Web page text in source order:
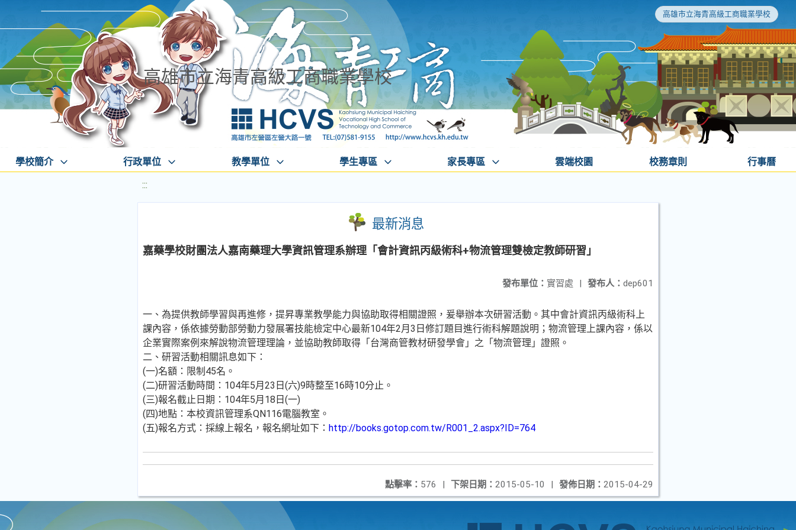
高雄市立海青高級工商職業學校
高雄市立海青高級工商職業學校
學校簡介 行政單位 教學單位 學生專區 家長專區 雲端校園 校務章則 行事曆
:::
最新消息
嘉藥學校財團法人嘉南藥理大學資訊管理系辦理「會計資訊丙級術科+物流管理雙檢定教師研習」
發布人： dep601
發布單位： 實習處 |
一、為提供教師學習與再進修，提昇專業教學能力與協助取得相關證照，爰舉辦本次研習活動。其中會計資訊丙級術科上
課內容，係依據勞動部勞動力發展署技能檢定中心最新104年2月3日修訂題目進行術科解題說明；物流管理上課內容，係以
企業實際案例來解說物流管理理論，並協助教師取得「台灣商管教材研發學會」之「物流管理」證照。
二、研習活動相關訊息如下：
(一)名額：限制45名。
(二)研習活動時間：104年5月23日(六)9時整至16時10分止。
(三)報名截止日期：104年5月18日(一)
(四)地點：本校資訊管理系QN116電腦教室。
(五)報名方式：採線上報名，報名網址如下： http://books.gotop.com.tw/R001_2.aspx?ID=764
發佈日期： 2015-04-29
下架日期： 2015-05-10 |
點擊率： 576 |